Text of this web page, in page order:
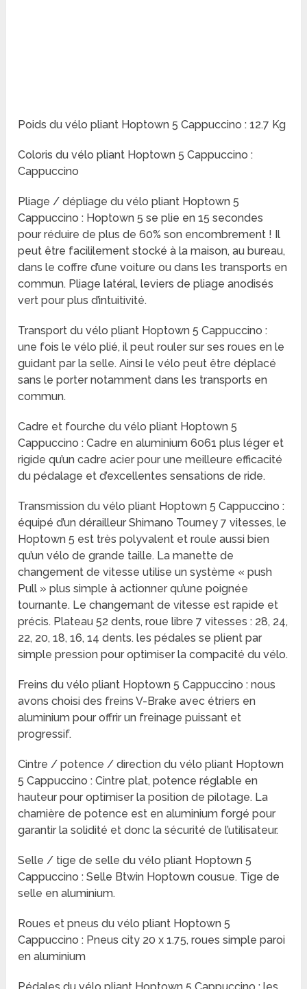
Poids du vélo pliant Hoptown 5 Cappuccino : 12.7 Kg
Coloris du vélo pliant Hoptown 5 Cappuccino :
Cappuccino
Pliage / dépliage du vélo pliant Hoptown 5
Cappuccino : Hoptown 5 se plie en 15 secondes
pour réduire de plus de 60% son encombrement ! Il
peut être facililement stocké à la maison, au bureau,
dans le coffre d’une voiture ou dans les transports en
commun. Pliage latéral, leviers de pliage anodisés
vert pour plus d’intuitivité.
Transport du vélo pliant Hoptown 5 Cappuccino :
une fois le vélo plié, il peut rouler sur ses roues en le
guidant par la selle. Ainsi le vélo peut être déplacé
sans le porter notamment dans les transports en
commun.
Cadre et fourche du vélo pliant Hoptown 5
Cappuccino : Cadre en aluminium 6061 plus léger et
rigide qu’un cadre acier pour une meilleure efficacité
du pédalage et d’excellentes sensations de ride.
Transmission du vélo pliant Hoptown 5 Cappuccino :
équipé d’un dérailleur Shimano Tourney 7 vitesses, le
Hoptown 5 est très polyvalent et roule aussi bien
qu’un vélo de grande taille. La manette de
changement de vitesse utilise un système « push
Pull » plus simple à actionner qu’une poignée
tournante. Le changemant de vitesse est rapide et
précis. Plateau 52 dents, roue libre 7 vitesses : 28, 24,
22, 20, 18, 16, 14 dents. les pédales se plient par
simple pression pour optimiser la compacité du vélo.
Freins du vélo pliant Hoptown 5 Cappuccino : nous
avons choisi des freins V-Brake avec étriers en
aluminium pour offrir un freinage puissant et
progressif.
Cintre / potence / direction du vélo pliant Hoptown
5 Cappuccino : Cintre plat, potence réglable en
hauteur pour optimiser la position de pilotage. La
charnière de potence est en aluminium forgé pour
garantir la solidité et donc la sécurité de l’utilisateur.
Selle / tige de selle du vélo pliant Hoptown 5
Cappuccino : Selle Btwin Hoptown cousue. Tige de
selle en aluminium.
Roues et pneus du vélo pliant Hoptown 5
Cappuccino : Pneus city 20 x 1.75, roues simple paroi
en aluminium